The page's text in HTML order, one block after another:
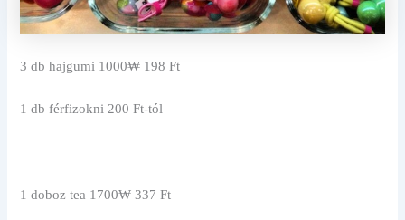
3 db hajgumi 1000₩ 198 Ft
1 db férfizokni 200 Ft-tól
1 doboz tea 1700₩ 337 Ft